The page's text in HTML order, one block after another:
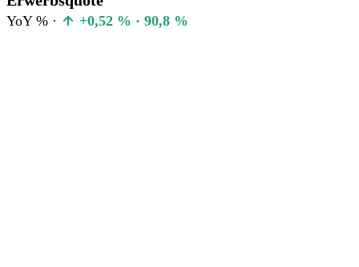
YoY % · +0,52 % · 90,8 %